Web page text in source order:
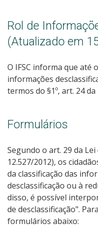
Rol de
(Atualizado em
O IFSC informa que até
informações
termos do §1º, art. 24 da
Formulários
Segundo o art. 29 da
12.527/2012), os
da classificação das
desclassificação ou à
disso, é possível
de desclassificação".
formulários abaixo: